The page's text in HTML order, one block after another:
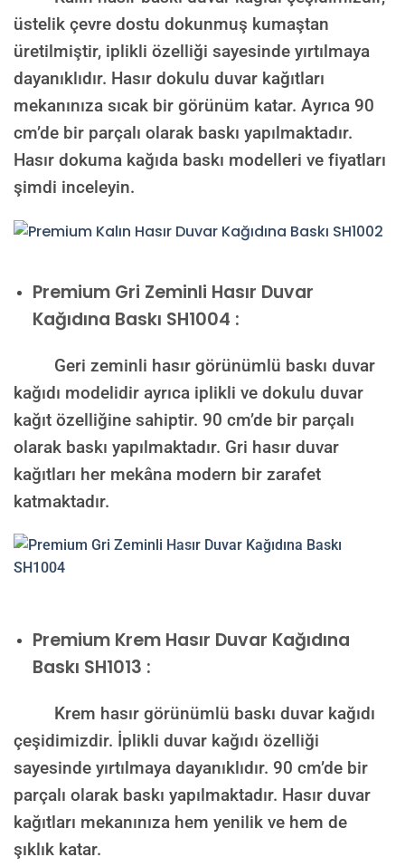
üstelik çevre dostu dokunmuş kumaştan
üretilmiştir, iplikli özelliği sayesinde yırtılmaya
dayanıklıdır. Hasır dokulu duvar kağıtları
mekanınıza sıcak bir görünüm katar. Ayrıca 90
cm’de bir parçalı olarak baskı yapılmaktadır.
Hasır dokuma kağıda baskı modelleri ve fiyatları
şimdi inceleyin.
Premium Gri Zeminli Hasır Duvar
Kağıdına Baskı SH1004 :
Geri zeminli hasır görünümlü baskı duvar
kağıdı modelidir ayrıca iplikli ve dokulu duvar
kağıt özelliğine sahiptir. 90 cm’de bir parçalı
olarak baskı yapılmaktadır. Gri hasır duvar
kağıtları her mekâna modern bir zarafet
katmaktadır.
Premium Krem Hasır Duvar Kağıdına
Baskı SH1013 :
Krem hasır görünümlü baskı duvar kağıdı
çeşidimizdir. İplikli duvar kağıdı özelliği
sayesinde yırtılmaya dayanıklıdır. 90 cm’de bir
parçalı olarak baskı yapılmaktadır. Hasır duvar
kağıtları mekanınıza hem yenilik ve hem de
şıklık katar.